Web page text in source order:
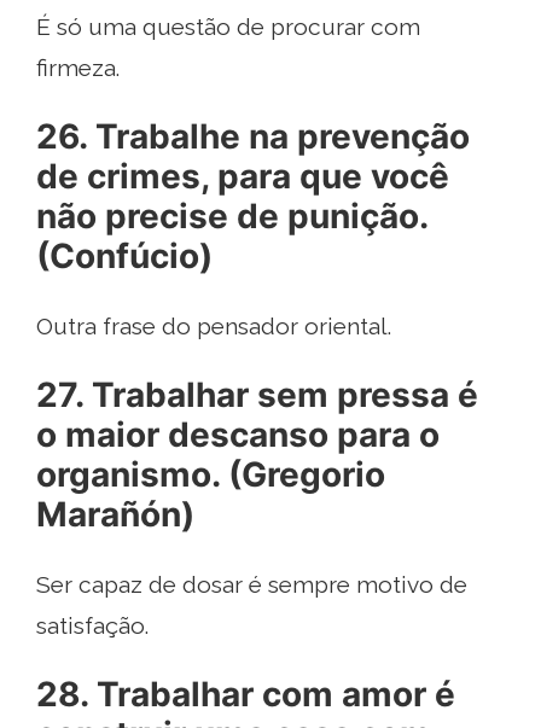
É só uma questão de procurar com
firmeza.
26. Trabalhe na prevenção
de crimes, para que você
não precise de punição.
(Confúcio)
Outra frase do pensador oriental.
27. Trabalhar sem pressa é
o maior descanso para o
organismo. (Gregorio
Marañón)
Ser capaz de dosar é sempre motivo de
satisfação.
28. Trabalhar com amor é